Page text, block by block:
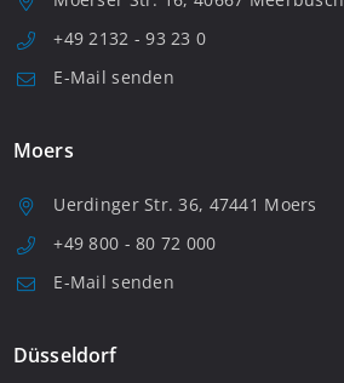
+49 2132 - 93 23 0
E-Mail senden
Moers
Uerdinger Str. 36, 47441 Moers
+49 800 - 80 72 000
E-Mail senden
Düsseldorf